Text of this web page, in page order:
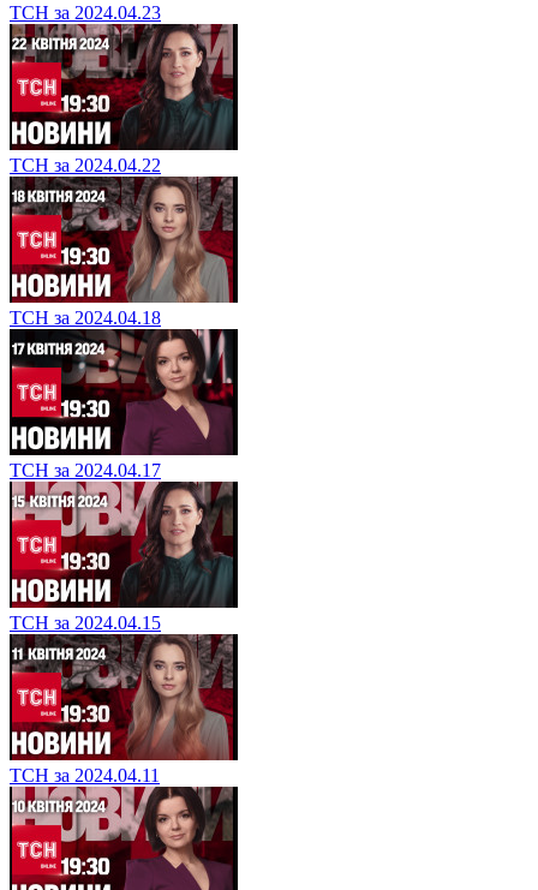
ТСН за 2024.04.23
ТСН за 2024.04.22
ТСН за 2024.04.18
ТСН за 2024.04.17
ТСН за 2024.04.15
ТСН за 2024.04.11